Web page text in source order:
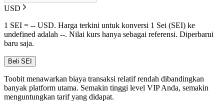
USD
1 SEI = -- USD. Harga terkini untuk konversi 1 Sei (SEI) ke
undefined adalah --. Nilai kurs hanya sebagai referensi. Diperbarui
baru saja.
Beli SEI
Toobit menawarkan biaya transaksi relatif rendah dibandingkan
banyak platform utama. Semakin tinggi level VIP Anda, semakin
menguntungkan tarif yang didapat.